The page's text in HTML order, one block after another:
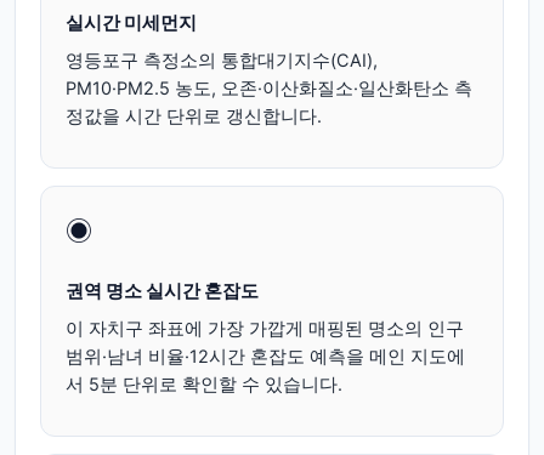
실시간 미세먼지
영등포구 측정소의 통합대기지수(CAI),
PM10·PM2.5 농도, 오존·이산화질소·일산화탄소 측
정값을 시간 단위로 갱신합니다.
◉
권역 명소 실시간 혼잡도
이 자치구 좌표에 가장 가깝게 매핑된 명소의 인구
범위·남녀 비율·12시간 혼잡도 예측을 메인 지도에
서 5분 단위로 확인할 수 있습니다.